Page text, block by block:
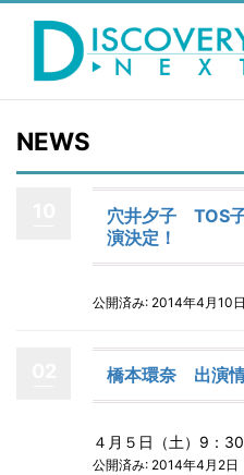
NEWS
穴井夕子 TOS
演決定！
公開済み: 2014年4月10日
橋本環奈 出演情
４月５日（土）9：
公開済み: 2014年4月2日